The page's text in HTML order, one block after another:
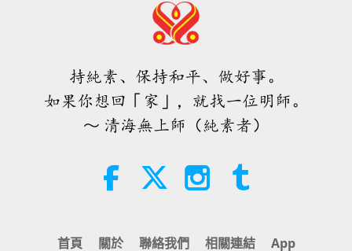
22:27
伊斯蘭的水資源道德觀：摘自《聖
智慧之語 2026-08-05 221
21:56
慣
持純素、保持和平、做好事。
如果你想回「家」，就找一位明師。
～ 清海無上師（純素者）
首頁 關於 聯絡我們 相關連結 App